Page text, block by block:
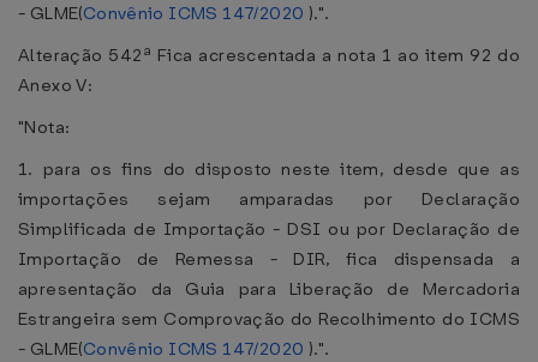
- GLME(Convênio ICMS 147/2020 ).".
Alteração 542ª Fica acrescentada a nota 1 ao item 92 do
Anexo V:
"Nota:
1. para os fins do disposto neste item, desde que as
importações sejam amparadas por Declaração
Simplificada de Importação - DSI ou por Declaração de
Importação de Remessa - DIR, fica dispensada a
apresentação da Guia para Liberação de Mercadoria
Estrangeira sem Comprovação do Recolhimento do ICMS
- GLME(Convênio ICMS 147/2020 ).".